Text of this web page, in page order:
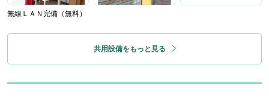
無線ＬＡＮ完備（無料）
共用設備をもっと見る